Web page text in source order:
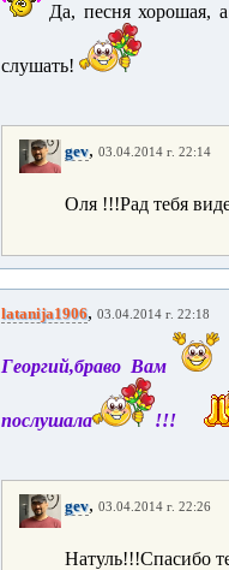
Да, песня хорошая,
слушать!
gev, 03.04.2014 г. 22:14
Оля !!!Рад тебя
latanija1906, 03.04.2014 г. 22:18
Георгий,браво Вам
послушала !!!
gev, 03.04.2014 г. 22:26
Натуль!!!Спасибо